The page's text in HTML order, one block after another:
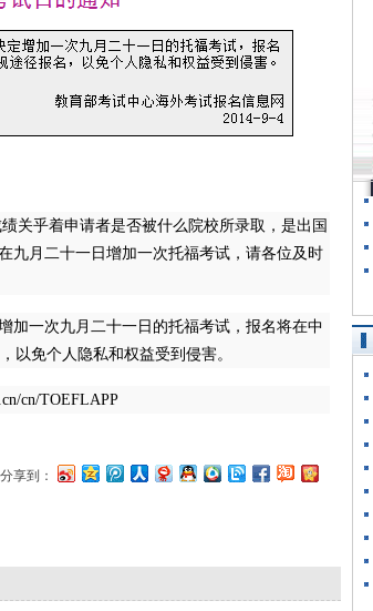
关乎着申请者是否被什么院校所录取，是出国
九月二十一日增加一次托福考试，请各位及时
一次九月二十一日的托福考试，报名将在中
以免个人隐私和权益受到侵害。
cn/TOEFLAPP
分享到：